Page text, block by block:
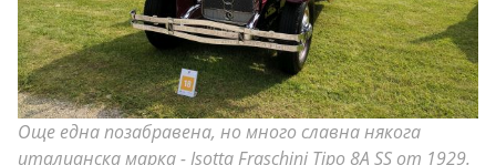
Още една позабравена, но много славна някога
италианска марка - Isotta Fraschini Tipo 8A SS от 1929.